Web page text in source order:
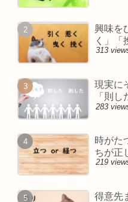
興味を
く」「
313
現実に
「則
283
時がた
ちが正
219
得意先